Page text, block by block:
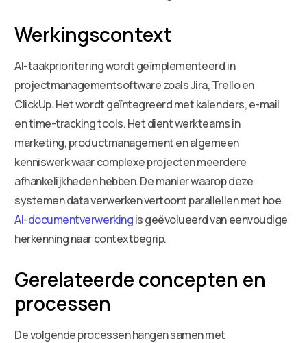
Werkingscontext
AI-taakprioritering wordt geïmplementeerd in
projectmanagementsoftware zoals Jira, Trello en
ClickUp. Het wordt geïntegreerd met kalenders, e-mail
en time-tracking tools. Het dient werkteams in
marketing, productmanagement en algemeen
kenniswerk waar complexe projecten meerdere
afhankelijkheden hebben. De manier waarop deze
systemen data verwerken vertoont parallellen met hoe
AI-documentverwerkingis geëvolueerd van eenvoudige
herkenning naar contextbegrip.
Gerelateerde concepten en
processen
De volgende processen hangen samen met